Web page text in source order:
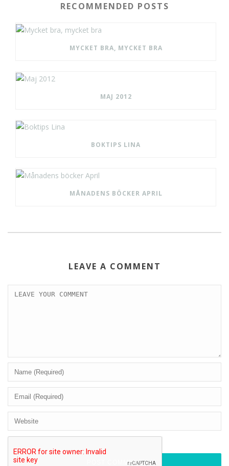
RECOMMENDED POSTS
MYCKET BRA, MYCKET BRA
MAJ 2012
BOKTIPS LINA
MÅNADENS BÖCKER APRIL
LEAVE A COMMENT